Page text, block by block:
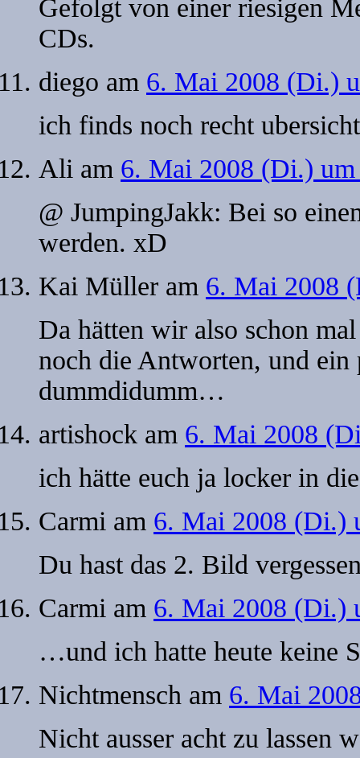
Gefolgt von einer riesigen
CDs.
diego am 6. Mai 2008 (Di.)
ich finds noch recht
Ali am 6. Mai 2008 (Di.)
@ JumpingJakk: Bei so
werden. xD
Kai Müller am 6. Mai 2008
Da hätten wir also schon
noch die Antworten, und
dummdidumm…
artishock am 6. Mai 2008
ich hätte euch ja locker in
Carmi am 6. Mai 2008 (Di.)
Du hast das 2. Bild
Carmi am 6. Mai 2008 (Di.)
…und ich hatte heute keine
Nichtmensch am 6. Mai
Nicht ausser acht zu lassen